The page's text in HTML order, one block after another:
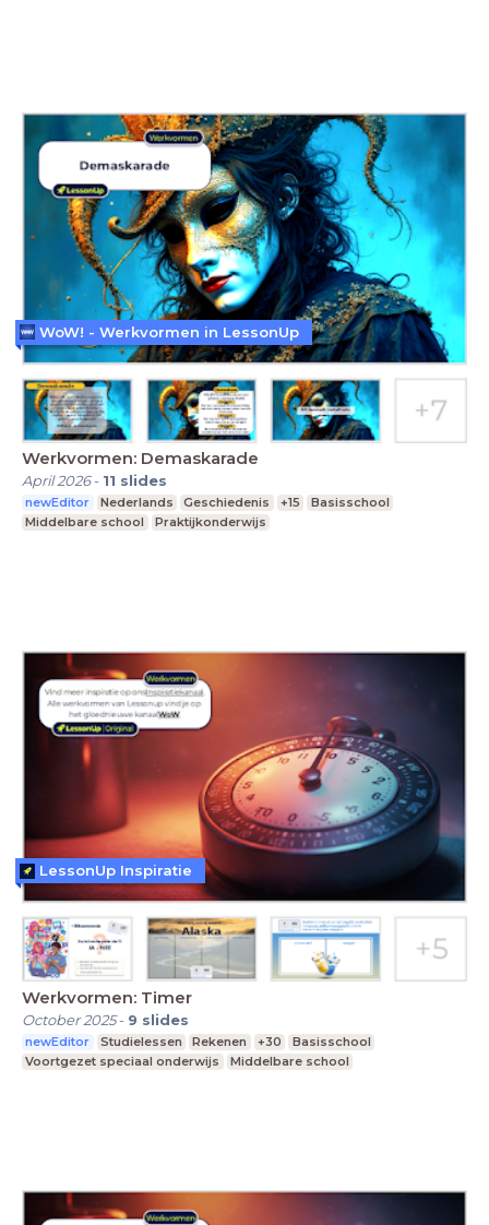
Werkvormen: Demaskarade
April 2026- 11 slides
newEditor Nederlands Geschiedenis +15
Basisschool
Middelbare school
Praktijkonderwijs
WoW! - Werkvormen in LessonUp
Werkvormen: Timer
October 2025- 9 slides
newEditor Studielessen Rekenen +30
Basisschool
Voortgezet speciaal onderwijs
Middelbare school
LessonUp Inspiratie